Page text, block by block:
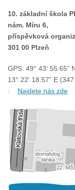
10. základní škola
nám. Míru 6,
příspěvková
301 00 Plzeň
GPS: 49° 43‘ 55.65” N,
13° 22‘ 18.57” E
Najdete nás zde